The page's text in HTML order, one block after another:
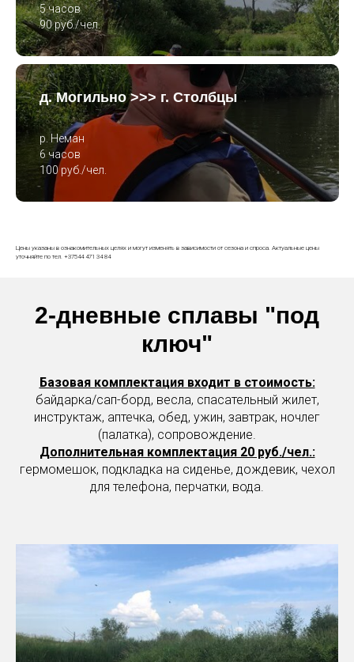
5 часов
90 руб./чел.
д. Могильно >>> г. Столбцы
р. Неман
6 часов
100 руб./чел.
Цены указаны в ознакомительных целях и могут изменять в зависимости от сезона и спроса. Актуальные цены
уточняйте по тел. +37544 471 34 84
2-дневные сплавы "под
ключ"
Базовая комплектация входит в стоимость:
байдарка/сап-борд, весла, спасательный жилет,
инструктаж, аптечка, обед, ужин, завтрак, ночлег
(палатка), сопровождение.
Дополнительная комплектация 20 руб./чел.:
гермомешок, подкладка на сиденье, дождевик, чехол
для телефона, перчатки, вода.